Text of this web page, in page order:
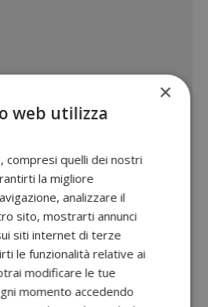
×
web utilizza
compresi quelli dei nostri
la migliore
analizzare il
sito, mostrarti annunci
siti internet di terze
le funzionalità relative ai
modificare le tue
momento accedendo